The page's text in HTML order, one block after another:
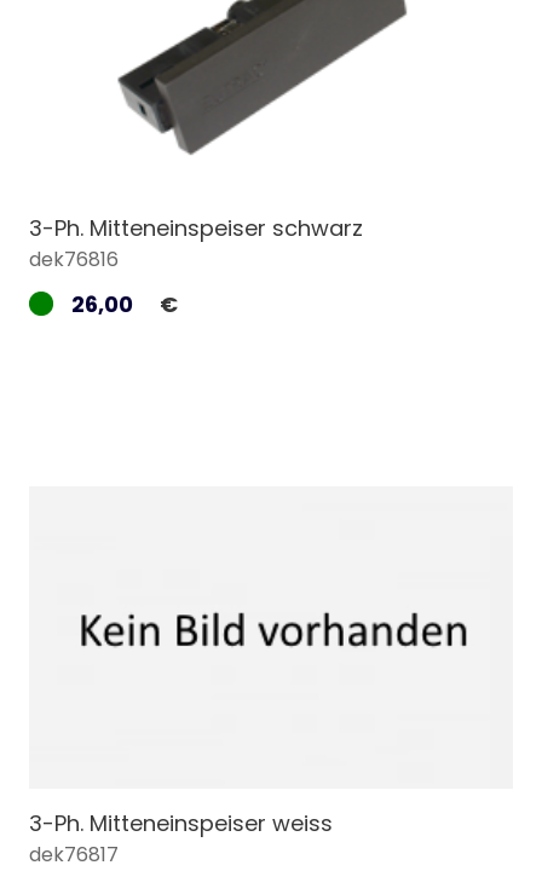
3-Ph. Mitteneinspeiser schwarz
dek76816
26,00 €
3-Ph. Mitteneinspeiser weiss
dek76817